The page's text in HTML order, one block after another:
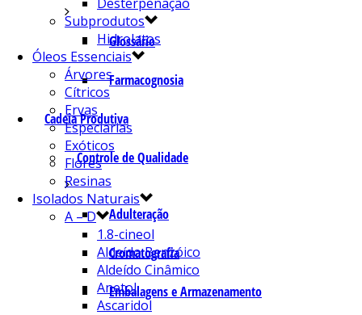
Glossário
Farmacognosia
Cadeia Produtiva
Controle de Qualidade
Adulteração
Cromatografia
Embalagens e Armazenamento
Subprodutos
Hidrolatos
Óleos Essenciais
Árvores
Cítricos
Ervas
Especiarias
Exóticos
Flores
Resinas
Isolados Naturais
A – D
1.8-cineol
Aldeído Benzóico
Aldeído Cinâmico
Anetol
Ascaridol